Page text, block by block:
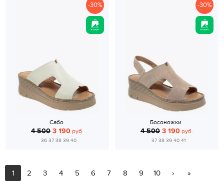
-30%
Сабо
4 500 3 190 руб.
36 37 38 39 40
-30%
Босоножки
4 500 3 190 руб.
37 38 39 40 41
1 2 3 4 5 6 7 8 9 10 › »